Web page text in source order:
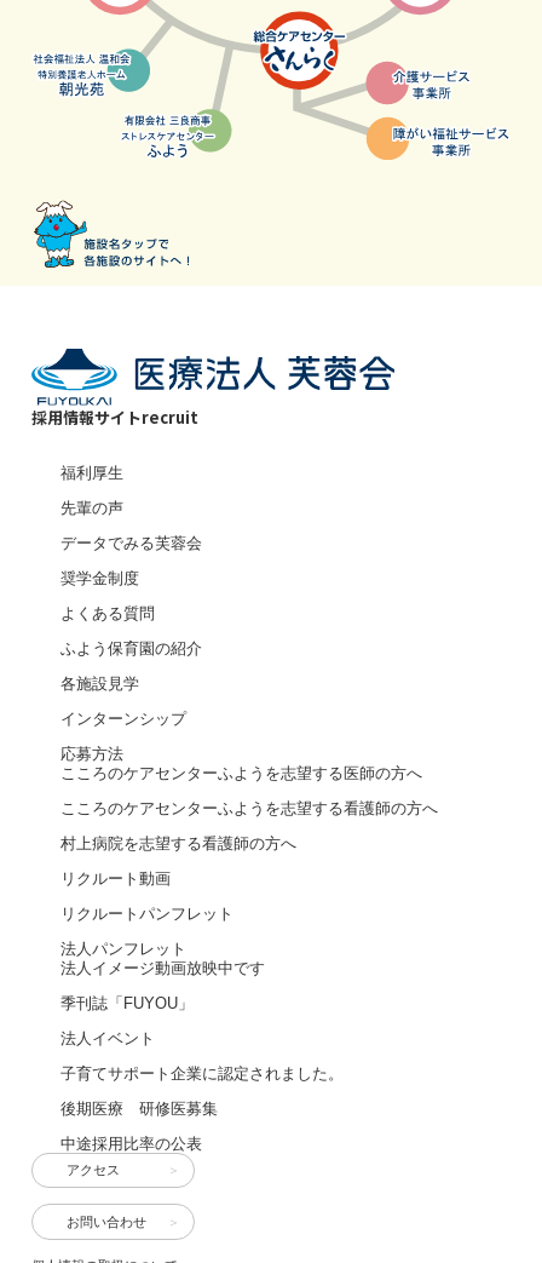
採用情報サイトrecruit
福利厚生
先輩の声
データでみる芙蓉会
奨学金制度
よくある質問
ふよう保育園の紹介
各施設見学
インターンシップ
応募方法
こころのケアセンターふようを志望する医師の方へ
こころのケアセンターふようを志望する看護師の方へ
村上病院を志望する看護師の方へ
リクルート動画
リクルートパンフレット
法人パンフレット
法人イメージ動画放映中です
季刊誌「FUYOU」
法人イベント
子育てサポート企業に認定されました。
後期医療 研修医募集
中途採用比率の公表
アクセス
お問い合わせ